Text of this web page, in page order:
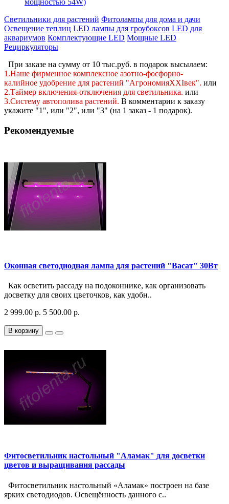
мощностью 54W)
Светильники для растений Фитолампы для дома и дачи
Освещение теплиц LED лампы для гроубоксов LED для
аквариумов Комплектующие LED Мощные LED
Рециркуляторы
При заказе на сумму от 10 тыс.руб. в подарок высылаем:
1.Наше фирменное комплексное азотно-фосфорно-
калийное удобрение для растений "АгрономияXXIвек". или
2.Таймер включения-отключения для светильника. или
3.Систему автополива растений. В комментарии к заказу
укажите "1", или "2", или "3" (на 1 заказ - 1 подарок).
Рекомендуемые
Оконная светодиодная лампа для растений "Васат" 30Вт
Как осветить рассаду на подоконнике, как организовать
досветку для своих цветочков, как удобн..
2 999.00 р. 5 500.00 р.
В корзину
Фитосветильник настольный "Аламак" для досветки
цветов и выращивания рассады
Фитосветильник настольный «Аламак» построен на базе
ярких светодиодов. Освещённость данного с..